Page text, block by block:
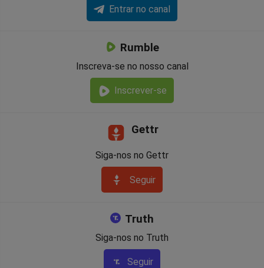
Entrar no canal
Rumble
Inscreva-se no nosso canal
Inscrever-se
Gettr
Siga-nos no Gettr
Seguir
Truth
Siga-nos no Truth
Seguir